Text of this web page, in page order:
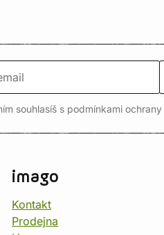
souhlasíš s podmínkami ochrany
imago
Kontakt
Prodejna